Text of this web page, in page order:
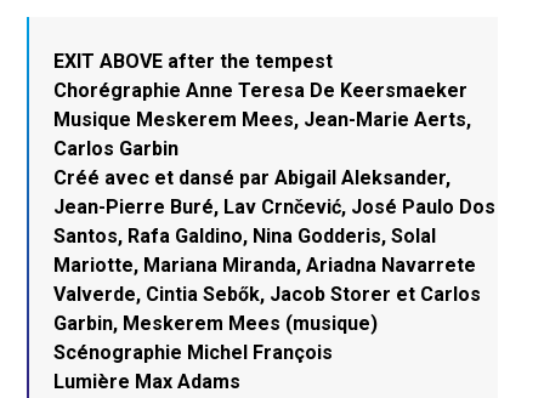
EXIT ABOVE after the tempest
Chorégraphie Anne Teresa De Keersmaeker
Musique Meskerem Mees, Jean-Marie Aerts,
Carlos Garbin
Créé avec et dansé par Abigail Aleksander,
Jean-Pierre Buré, Lav Crnčević, José Paulo Dos
Santos, Rafa Galdino, Nina Godderis, Solal
Mariotte, Mariana Miranda, Ariadna Navarrete
Valverde, Cintia Sebők, Jacob Storer et Carlos
Garbin, Meskerem Mees (musique)
Scénographie Michel François
Lumière Max Adams